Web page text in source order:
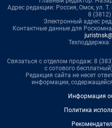
Адрес редакции: Россия, Омск, ул.
8 (3812)
Электронный адрес
Контактные данные для
Техподдержка:
Связаться с отделом продаж: 8
с сотового
Редакция сайта не несет
информации,
Информация
Политика